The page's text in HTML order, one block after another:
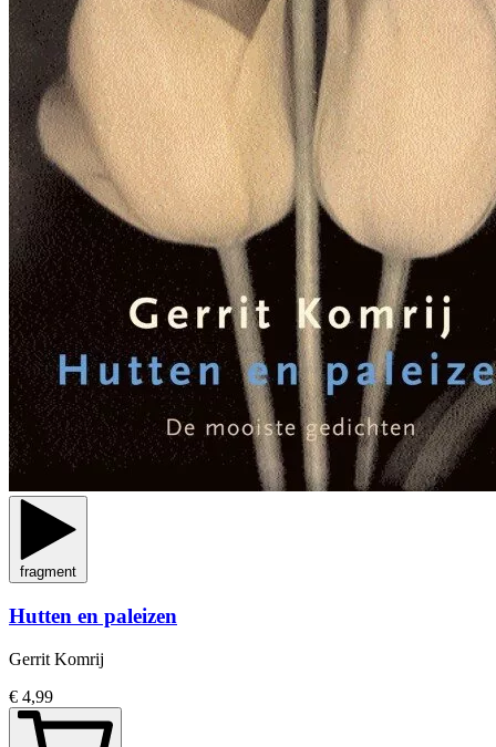
fragment
Hutten en paleizen
Gerrit Komrij
€ 4,99